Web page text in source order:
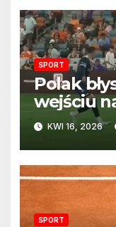
SPORT
Polak
wejściu
22KWI 16, 2026
SPORT